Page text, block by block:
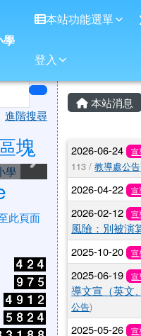
民小學
學
本站功能選單
登入
search
進階搜尋
塊
民小
民小
民小
民小
民小
民小
主內本站消息
文章
2026-06-24 宣
113 /教導處公告
2026-04-22 宣
2026-02-12 宣
風險：別被演
2025-10-20 宣
2025-06-19 宣
導文宣（英文
公告)
2025-05-26 宣